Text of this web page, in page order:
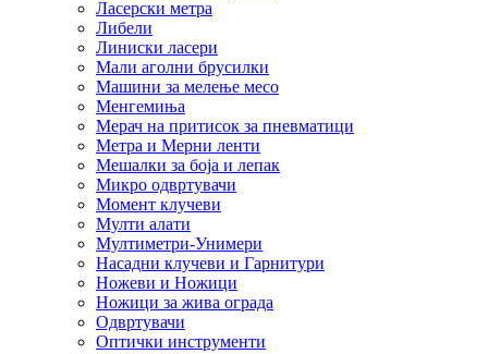
Ласерски метра
Либели
Линиски ласери
Мали аголни брусилки
Машини за мелење месо
Менгемиња
Мерач на притисок за пневматици
Метра и Мерни ленти
Мешалки за боја и лепак
Микро одвртувачи
Момент клучеви
Мулти алати
Мултиметри-Унимери
Насадни клучеви и Гарнитури
Ножеви и Ножици
Ножици за жива ограда
Одвртувачи
Оптички инструменти